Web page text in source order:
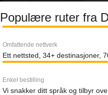
Populære ruter fra
Omfattende nettverk
Ett nettsted, 34+ destinasjoner,
Enkel bestilling
Vi snakker ditt språk og tilbyr